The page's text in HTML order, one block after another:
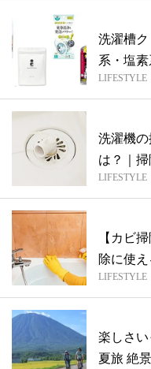
洗濯槽
系・塩
LIFESTYLE
洗濯機
は？｜
LIFESTYLE
【カビ
除に使
LIFESTYLE
楽しさ
夏旅 絶